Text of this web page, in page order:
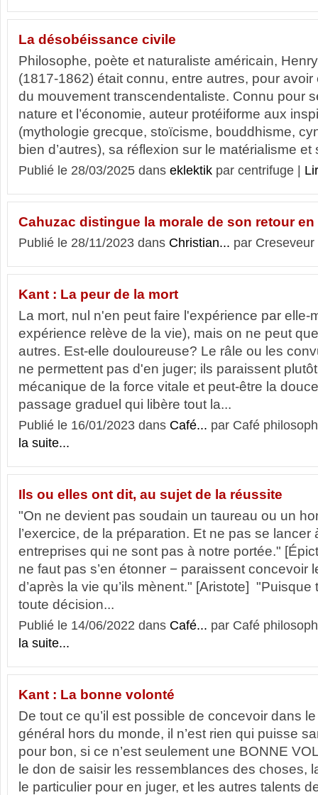
La désobéissance civile
Philosophe, poète et naturaliste américain,
(1817-1862) était connu, entre autres, pour
du mouvement transcendentaliste. Connu pour
nature et l’économie, auteur protéiforme aux
(mythologie grecque, stoïcisme, bouddhisme,
bien d’autres), sa réflexion sur le matérialisme et
Publié le 28/03/2025 dans eklektik par centrifuge |
Cahuzac distingue la morale de son retour
Publié le 28/11/2023 dans Christian... par
Kant : La peur de la mort
La mort, nul n'en peut faire l'expérience par elle-
expérience relève de la vie), mais on ne peut
autres. Est-elle douloureuse? Le râle ou les
ne permettent pas d'en juger; ils paraissent
mécanique de la force vitale et peut-être la
passage graduel qui libère tout la...
Publié le 16/01/2023 dans Café... par Café
la suite...
Ils ou elles ont dit, au sujet de la réussite
"On ne devient pas soudain un taureau ou un
l’exercice, de la préparation. Et ne pas se lancer
entreprises qui ne sont pas à notre portée."
ne faut pas s’en étonner − paraissent concevoir
d’après la vie qu’ils mènent." [Aristote]
toute décision...
Publié le 14/06/2022 dans Café... par Café
la suite...
Kant : La bonne volonté
De tout ce qu’il est possible de concevoir dans
général hors du monde, il n’est rien qui puisse
pour bon, si ce n’est seulement une BONNE
le don de saisir les ressemblances des choses,
le particulier pour en juger, et les autres talents